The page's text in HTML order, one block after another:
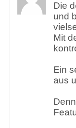
Die
und
Mit
Ein
aus